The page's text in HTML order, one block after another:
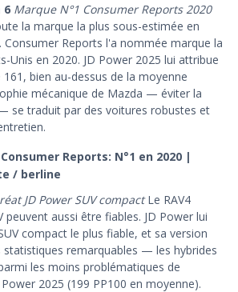
6 Marque N°1 Consumer Reports 2020
la marque la plus sous-estimée en
Reports l'a nommée marque la
Unis en 2020. JD Power 2025 lui attribue
bien au-dessus de la moyenne
mécanique de Mazda — éviter la
se traduit par des voitures robustes et
Reports: N°1 en 2020 |
/ berline
JD Power SUV compactLe RAV4
peuvent aussi être fiables. JD Power lui
compact le plus fiable, et sa version
statistiques remarquables — les hybrides
les moins problématiques de
2025 (199 PP100 en moyenne).